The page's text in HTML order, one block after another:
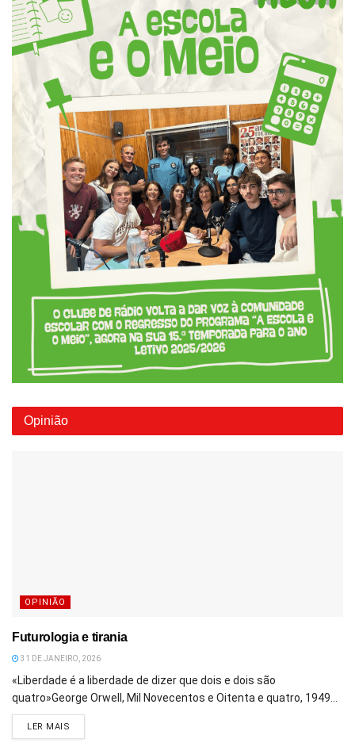
Opinião
OPINIÃO
Futurologia e tirania
31 DE JANEIRO, 2026
«Liberdade é a liberdade de dizer que dois e dois são
quatro»George Orwell, Mil Novecentos e Oitenta e quatro, 1949...
LER MAIS